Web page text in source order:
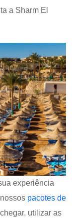
a Sharm El
experiência
pacotes de
utilizar as